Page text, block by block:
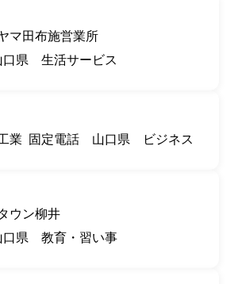
マ田布施営業所
口県 生活サービス
業
固定電話 山口県 ビジネス
ウン柳井
口県 教育・習い事